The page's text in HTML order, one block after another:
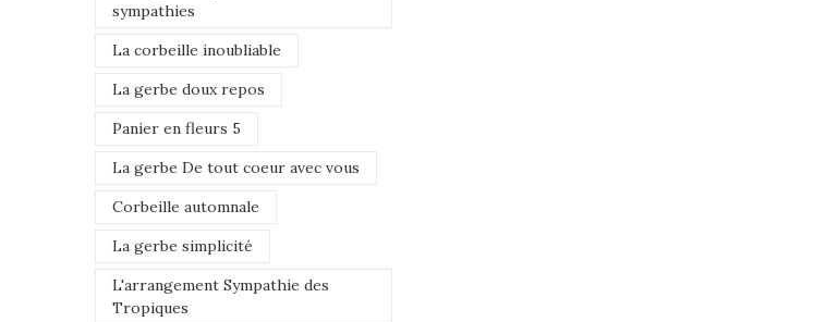
sympathies
La corbeille inoubliable
La gerbe doux repos
Panier en fleurs 5
La gerbe De tout coeur avec vous
Corbeille automnale
La gerbe simplicité
L'arrangement Sympathie des
Tropiques